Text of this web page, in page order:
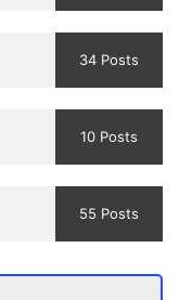
34 Posts
10 Posts
55 Posts